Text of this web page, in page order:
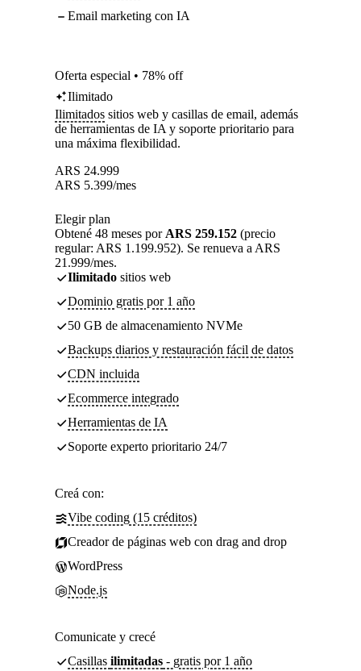
Email marketing con IA
Oferta especial • 78% off
Ilimitado
Ilimitados sitios web y casillas de email, además
de herramientas de IA y soporte prioritario para
una máxima flexibilidad.
ARS 24.999
ARS 5.399/mes
Elegir plan
Obtené 48 meses por ARS 259.152 (precio
regular: ARS 1.199.952). Se renueva a ARS
21.999/mes.
Ilimitado sitios web
Dominio gratis por 1 año
50 GB de almacenamiento NVMe
Backups diarios y restauración fácil de datos
CDN incluida
Ecommerce integrado
Herramientas de IA
Soporte experto prioritario 24/7
Creá con:
Vibe coding (15 créditos)
Creador de páginas web con drag and drop
WordPress
Node.js
Comunicate y crecé
Casillas ilimitadas - gratis por 1 año